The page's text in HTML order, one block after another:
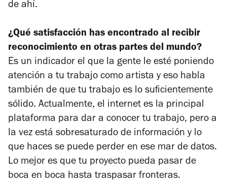
de ahí.
¿Qué satisfacción has encontrado al recibir
reconocimiento en otras partes del mundo?
Es un indicador el que la gente le esté poniendo
atención a tu trabajo como artista y eso habla
también de que tu trabajo es lo suficientemente
sólido. Actualmente, el internet es la principal
plataforma para dar a conocer tu trabajo, pero a
la vez está sobresaturado de información y lo
que haces se puede perder en ese mar de datos.
Lo mejor es que tu proyecto pueda pasar de
boca en boca hasta traspasar fronteras.